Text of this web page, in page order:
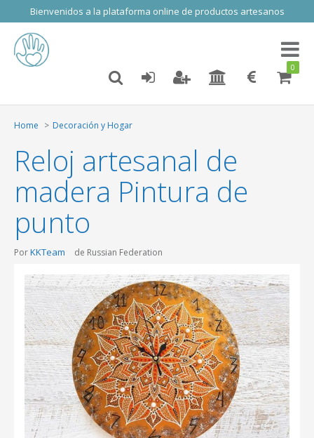
Bienvenidos a la plataforma online de productos artesanos
Toggle
0
Home Decoración y Hogar
Reloj artesanal de
madera Pintura de
punto
PorKKTeam de Russian Federation